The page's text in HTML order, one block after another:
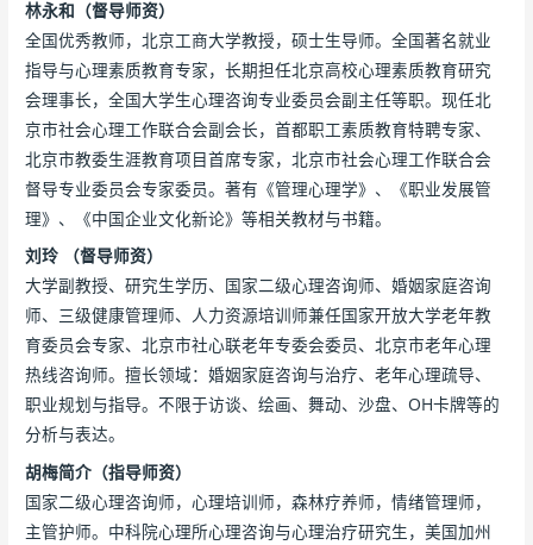
林永和（督导师资）
全国优秀教师，北京工商大学教授，硕士生导师。全国著名就业
指导与心理素质教育专家，长期担任北京高校心理素质教育研究
会理事长，全国大学生心理咨询专业委员会副主任等职。现任北
京市社会心理工作联合会副会长，首都职工素质教育特聘专家、
北京市教委生涯教育项目首席专家，北京市社会心理工作联合会
督导专业委员会专家委员。著有《管理心理学》、《职业发展管
理》、《中国企业文化新论》等相关教材与书籍。
刘玲 （督导师资）
大学副教授、研究生学历、国家二级心理咨询师、婚姻家庭咨询
师、三级健康管理师、人力资源培训师兼任国家开放大学老年教
育委员会专家、北京市社心联老年专委会委员、北京市老年心理
热线咨询师。擅长领域：婚姻家庭咨询与治疗、老年心理疏导、
职业规划与指导。不限于访谈、绘画、舞动、沙盘、OH卡牌等的
分析与表达。
胡梅简介（指导师资）
国家二级心理咨询师，心理培训师，森林疗养师，情绪管理师，
主管护师。中科院心理所心理咨询与心理治疗研究生，美国加州